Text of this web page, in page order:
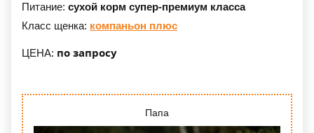
Питание: сухой корм супер-премиум класса
Класс щенка: компаньон плюс
ЦЕНА: по запросу
Папа